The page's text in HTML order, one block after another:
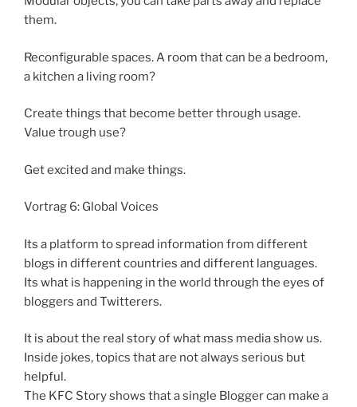
them.
Reconfigurable spaces. A room that can be a bedroom,
a kitchen a living room?
Create things that become better through usage.
Value trough use?
Get excited and make things.
Vortrag 6: Global Voices
Its a platform to spread information from different
blogs in different countries and different languages.
Its what is happening in the world through the eyes of
bloggers and Twitterers.
It is about the real story of what mass media show us.
Inside jokes, topics that are not always serious but
helpful.
The KFC Story shows that a single Blogger can make a